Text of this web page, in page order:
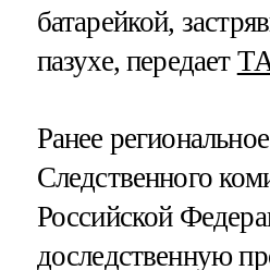
батарейкой,
пазухе, передает
Ранее
Следственного
Российской
доследственную